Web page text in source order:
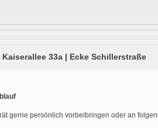
33a | Ecke Schillerstraße
gerne persönlich vorbeibringen oder an